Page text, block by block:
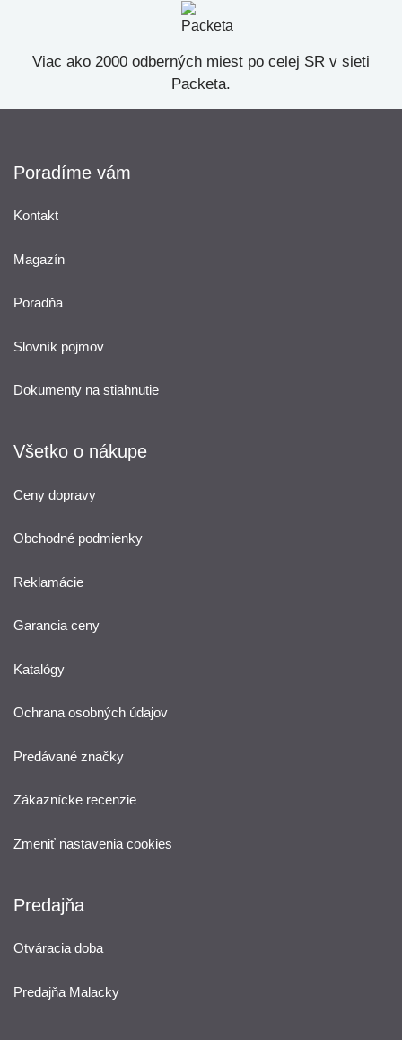
Viac ako 2000 odberných miest po celej SR v sieti
Packeta.
Poradíme vám
Kontakt
Magazín
Poradňa
Slovník pojmov
Dokumenty na stiahnutie
Všetko o nákupe
Ceny dopravy
Obchodné podmienky
Reklamácie
Garancia ceny
Katalógy
Ochrana osobných údajov
Predávané značky
Zákaznícke recenzie
Zmeniť nastavenia cookies
Predajňa
Otváracia doba
Predajňa Malacky